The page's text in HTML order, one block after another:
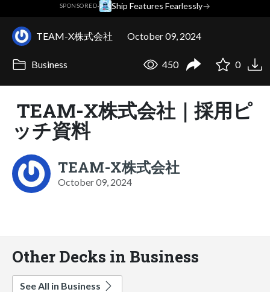
SPONSORED· Ship Features Fearlessly→
TEAM-X株式会社 October 09, 2024
Business 450 0
TEAM-X株式会社｜採用ピ
ッチ資料
TEAM-X株式会社
October 09, 2024
Other Decks in Business
See All in Business